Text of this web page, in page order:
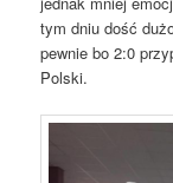
tym dniu dość
pewnie bo 2:0
Polski.